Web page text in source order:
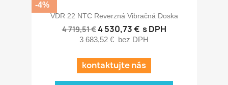
VDR 22 NTC Reverzná Vibračná Doska
4 719,51 €4 530,73 € s DPH
3 683,52 € bez DPH
kontaktujte nás
-4%